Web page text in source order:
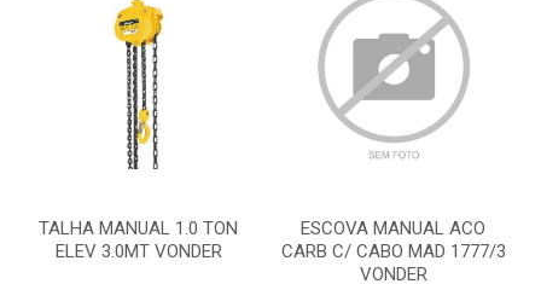
TALHA MANUAL 1.0 TON
ELEV 3.0MT VONDER
ESCOVA MANUAL ACO
CARB C/ CABO MAD 1777/3
VONDER